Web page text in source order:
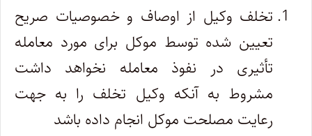
تخلف وکیل از اوصاف و خصوصیات صریح
تعیین شده توسط موکل برای مورد معامله
تأثیری در نفوذ معامله نخواهد داشت
مشروط به آنکه وکیل تخلف را به جهت
رعایت مصلحت موکل انجام داده باشد